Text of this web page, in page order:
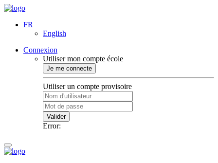
FR
English
Connexion
Utiliser mon compte école
Je me connecte
Utiliser un compte provisoire
Valider
Error: